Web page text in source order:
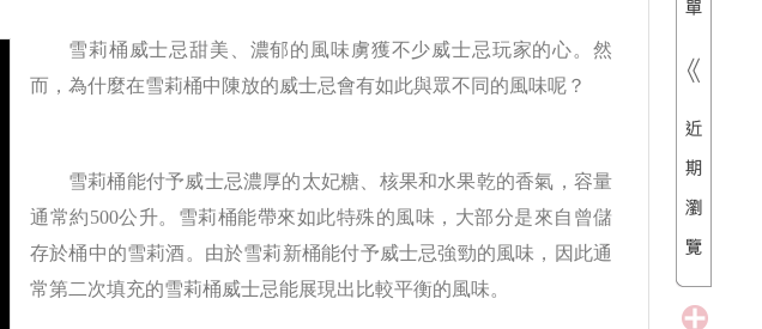
雪莉桶威士忌甜美、濃郁的風味虜獲不少威士忌玩家的心。然
而，為什麼在雪莉桶中陳放的威士忌會有如此與眾不同的風味呢？
雪莉桶能付予威士忌濃厚的太妃糖、核果和水果乾的香氣，容量
通常約500公升。雪莉桶能帶來如此特殊的風味，大部分是來自曾儲
存於桶中的雪莉酒。由於雪莉新桶能付予威士忌強勁的風味，因此通
常第二次填充的雪莉桶威士忌能展現出比較平衡的風味。